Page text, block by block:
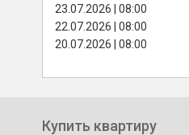
23.07.2026 | 08:00
22.07.2026 | 08:00
20.07.2026 | 08:00
Купить квартиру